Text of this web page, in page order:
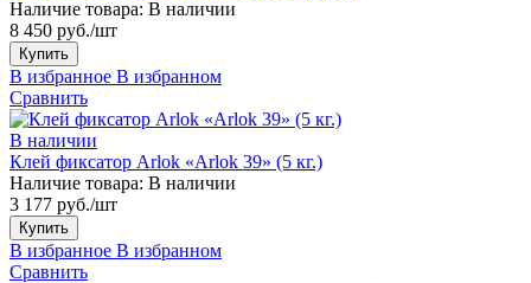
Наличие товара: В наличии
8 450 руб./шт
Купить
В избранное В избранном
Сравнить
В наличии
Клей фиксатор Arlok «Arlok 39» (5 кг.)
Наличие товара: В наличии
3 177 руб./шт
Купить
В избранное В избранном
Сравнить